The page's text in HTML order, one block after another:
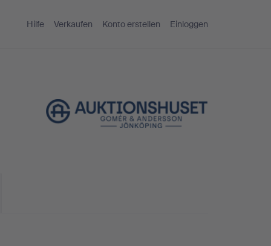
Hilfe Verkaufen Konto erstellen Einloggen